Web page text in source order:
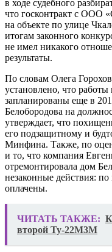
в ходе судебного
что госконтракт с ООО
на объекте по улице
итогам законного
не имел никакого
результаты.
По словам Олега
установлено, что
запланированы еще в
Белобородова на
утверждает, что
его подзащитному и
Минфина. Также, по
и то, что компания
отремонтировала дом
незаконные действия:
оплачены.
ЧИТАТЬ ТАКЖЕ:
второй Ту-22М3М